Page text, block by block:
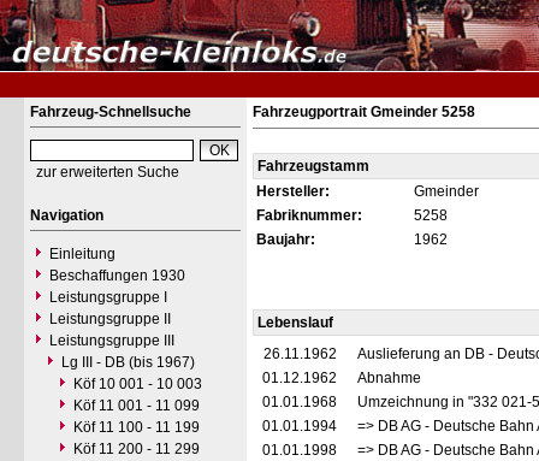
Fahrzeug-Schnellsuche
zur erweiterten Suche
Navigation
Einleitung
Beschaffungen 1930
Leistungsgruppe I
Leistungsgruppe II
Leistungsgruppe III
Lg III - DB (bis 1967)
Köf 10 001 - 10 003
Köf 11 001 - 11 099
Köf 11 100 - 11 199
Köf 11 200 - 11 299
Fahrzeugportrait Gmeinder 5258
Fahrzeugstamm
Hersteller:
Gmeinder
Fabriknummer:
5258
Baujahr:
1962
Lebenslauf
26.11.1962
Auslieferung an DB -
01.12.1962
Abnahme
01.01.1968
Umzeichnung in "332 021-
01.01.1994
=> DB AG - Deutsche
01.01.1998
=> DB AG - Deutsche